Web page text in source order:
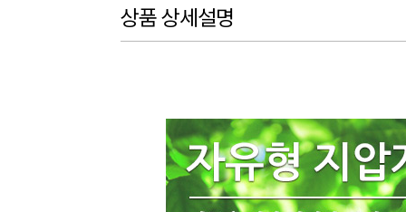
상품 상세설명